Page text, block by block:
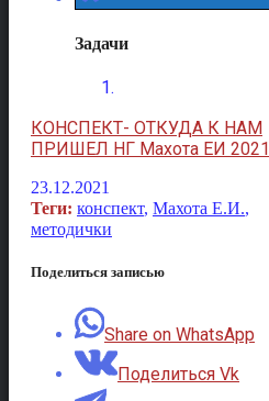
Задачи
КОНСПЕКТ- ОТКУДА К НАМ
ПРИШЕЛ НГ Махота ЕИ 2021
23.12.2021
Теги: конспект, Махота Е.И.,
методички
Поделиться записью
Share on WhatsApp
Поделиться Vk